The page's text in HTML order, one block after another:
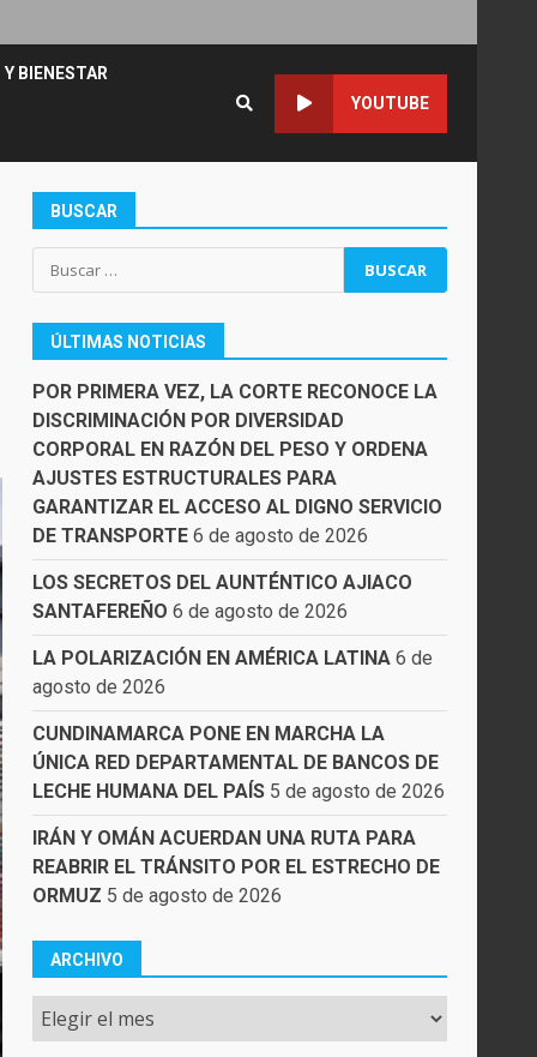
BIENESTAR
YOUTUBE
BUSCAR
Buscar:
ÚLTIMAS NOTICIAS
POR PRIMERA VEZ, LA CORTE RECONOCE LA
DISCRIMINACIÓN POR DIVERSIDAD
CORPORAL EN RAZÓN DEL PESO Y ORDENA
AJUSTES ESTRUCTURALES PARA
GARANTIZAR EL ACCESO AL DIGNO SERVICIO
DE TRANSPORTE 6 de agosto de 2026
LOS SECRETOS DEL AUNTÉNTICO AJIACO
SANTAFEREÑO 6 de agosto de 2026
LA POLARIZACIÓN EN AMÉRICA LATINA 6 de
agosto de 2026
CUNDINAMARCA PONE EN MARCHA LA
ÚNICA RED DEPARTAMENTAL DE BANCOS DE
LECHE HUMANA DEL PAÍS 5 de agosto de 2026
IRÁN Y OMÁN ACUERDAN UNA RUTA PARA
REABRIR EL TRÁNSITO POR EL ESTRECHO DE
ORMUZ 5 de agosto de 2026
ARCHIVO
Archivo